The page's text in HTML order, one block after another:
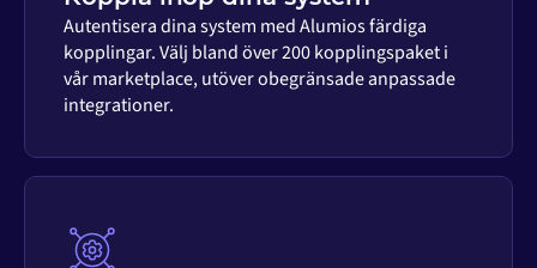
Autentisera dina system med Alumios färdiga
kopplingar. Välj bland över 200 kopplingspaket i
vår marketplace, utöver obegränsade anpassade
integrationer.